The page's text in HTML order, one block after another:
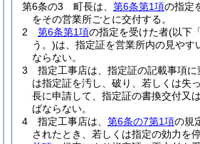
第6条の3
町長は、 第6条第1項の指定
をその営業所ごとに交付する。
2
第6条第1項の指定を受けた者(以下
う。)は、指定証を営業所内の見やす
ならない。
3
指定工事店は、指定証の記載事項に
は指定証を汚し、破り、若しくは失
長に申請して、指定証の書換交付又
ばならない。
4
指定工事店は、 第6条の7第1項の規
されたとき、若しくは指定の効力を